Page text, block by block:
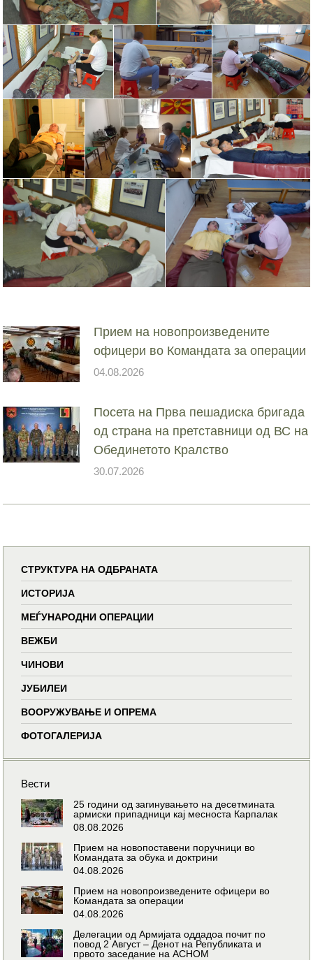
Прием на новопроизведените
офицери во Командата за операции
04.08.2026
Посета на Прва пешадиска бригада
од страна на претставници од ВС на
Обединетото Кралство
30.07.2026
СТРУКТУРА НА ОДБРАНАТА
ИСТОРИЈА
МЕЃУНАРОДНИ ОПЕРАЦИИ
ВЕЖБИ
ЧИНОВИ
ЈУБИЛЕИ
ВООРУЖУВАЊЕ И ОПРЕМА
ФОТОГАЛЕРИЈА
Вести
25 години од загинувањето на десетмината
армиски припадници кај месноста Карпалак
08.08.2026
Прием на новопоставени поручници во
Командата за обука и доктрини
04.08.2026
Прием на новопроизведените офицери во
Командата за операции
04.08.2026
Делегации од Армијата оддадоа почит по
повод 2 Август – Денот на Републиката и
првото заседание на АСНОМ